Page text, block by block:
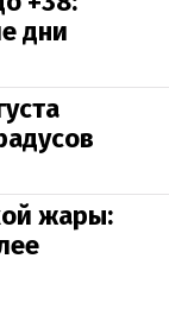
дни
жары: